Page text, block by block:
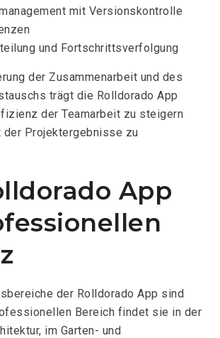
mit Versionskontrolle
und Fortschrittsverfolgung
der Zusammenarbeit und des
trägt die Rolldorado App
der Teamarbeit zu steigern
der Projektergebnisse zu
App
der Rolldorado App sind
Bereich findet sie in der
im Garten- und